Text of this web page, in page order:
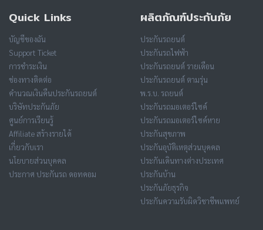
Quick Links
บัญชีของฉัน
Support Ticket
การชำระเงิน
ช่องทางติดต่อ
คำนวณเงินคืนประกันรถยนต์
บริษัทประกันภัย
ศูนย์การเรียนรู้
Affiliate สร้างรายได้
เกี่ยวกับเรา
นโยบายส่วนบุคคล
ประกาศ ประกันรถ ดอทคอม
ผลิตภัณฑ์ประกันภัย
ประกันรถยนต์
ประกันรถไฟฟ้า
ประกันรถยนต์ รายเดือน
ประกันรถยนต์ ตามรุ่น
พ.ร.บ. รถยนต์
ประกันรถมอเตอร์ไซค์
ประกันรถมอเตอร์ไซค์หาย
ประกันสุขภาพ
ประกันอุบัติเหตุส่วนบุคคล
ประกันเดินทางต่างประเทศ
ประกันบ้าน
ประกันภัยธุรกิจ
ประกันความรับผิดวิชาชีพแพทย์